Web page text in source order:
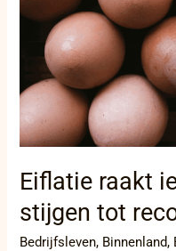
Eiflatie raakt
stijgen tot
Bedrijfsleven, Binnenland,
tot
recordhoogte